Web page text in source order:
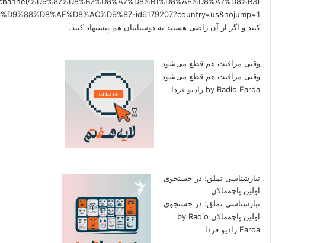
کنید و اگر از آن راضی هستید به دوستانتان هم پیشنهاد کنید.
وقتی مراقبت هم قطع می‌شود
وقتی مراقبت هم قطع می‌شود
by Radio Farda رادیو فردا
تبارشناسی تملق؛ در جستجوی
اولین‌ پاچه‌مالان
تبارشناسی تملق؛ در جستجوی
اولین‌ پاچه‌مالان by Radio
Farda رادیو فردا